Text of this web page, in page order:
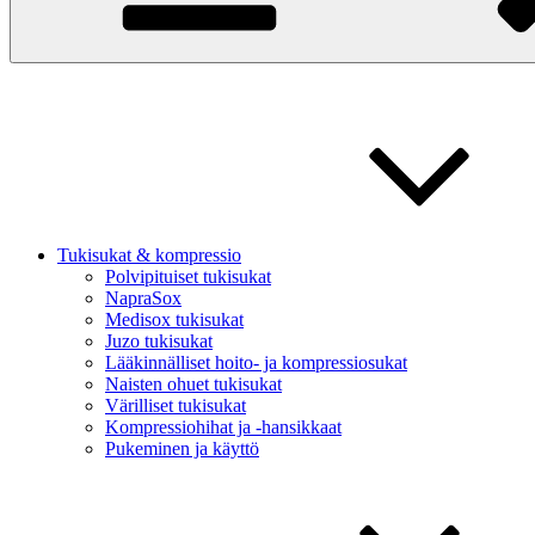
Tukisukat & kompressio
Polvipituiset tukisukat
NapraSox
Medisox tukisukat
Juzo tukisukat
Lääkinnälliset hoito- ja kompressiosukat
Naisten ohuet tukisukat
Värilliset tukisukat
Kompressiohihat ja -hansikkaat
Pukeminen ja käyttö